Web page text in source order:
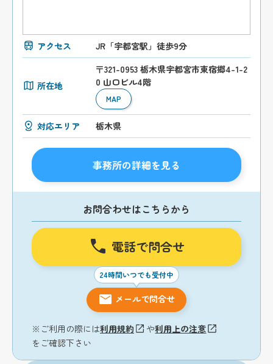
アクセス JR「宇都宮駅」徒歩9分
所在地
〒321-0953 栃木県宇都宮市東宿郷4-1-2
0 山口ビル4階
MAP
対応エリア 栃木県
事務所の詳細を見る
お問合わせはこちらから
電話で問合せ
24時間いつでも受付中
メールで問合せ
※ご利用の際には利用規約 や利用上の注意
をご確認下さい